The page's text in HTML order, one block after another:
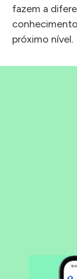
fazem a
próximo nível.